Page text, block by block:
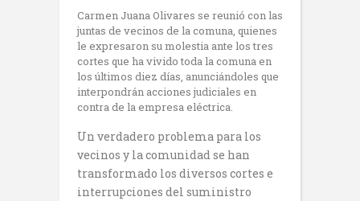
Carmen Juana Olivares se reunió con las
juntas de vecinos de la comuna, quienes
le expresaron su molestia ante los tres
cortes que ha vivido toda la comuna en
los últimos diez días, anunciándoles que
interpondrán acciones judiciales en
contra de la empresa eléctrica.
Un verdadero problema para los
vecinos y la comunidad se han
transformado los diversos cortes e
interrupciones del suministro